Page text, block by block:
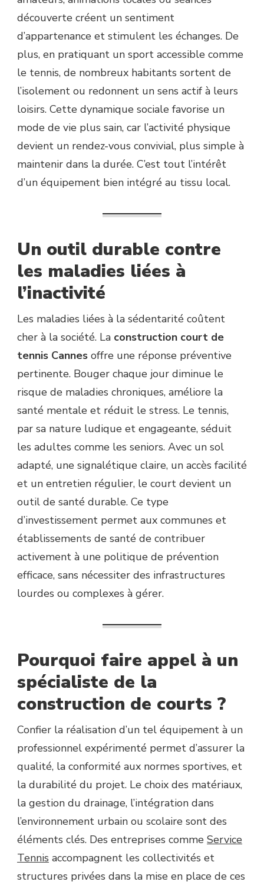
découverte créent un sentiment
d’appartenance et stimulent les échanges. De
plus, en pratiquant un sport accessible comme
le tennis, de nombreux habitants sortent de
l’isolement ou redonnent un sens actif à leurs
loisirs. Cette dynamique sociale favorise un
mode de vie plus sain, car l’activité physique
devient un rendez-vous convivial, plus simple à
maintenir dans la durée. C’est tout l’intérêt
d’un équipement bien intégré au tissu local.
Un outil durable contre
les maladies liées à
l’inactivité
Les maladies liées à la sédentarité coûtent
cher à la société. La construction court de
tennis Cannes offre une réponse préventive
pertinente. Bouger chaque jour diminue le
risque de maladies chroniques, améliore la
santé mentale et réduit le stress. Le tennis,
par sa nature ludique et engageante, séduit
les adultes comme les seniors. Avec un sol
adapté, une signalétique claire, un accès facilité
et un entretien régulier, le court devient un
outil de santé durable. Ce type
d’investissement permet aux communes et
établissements de santé de contribuer
activement à une politique de prévention
efficace, sans nécessiter des infrastructures
lourdes ou complexes à gérer.
Pourquoi faire appel à un
spécialiste de la
construction de courts ?
Confier la réalisation d’un tel équipement à un
professionnel expérimenté permet d’assurer la
qualité, la conformité aux normes sportives, et
la durabilité du projet. Le choix des matériaux,
la gestion du drainage, l’intégration dans
l’environnement urbain ou scolaire sont des
éléments clés. Des entreprises comme Service
Tennis accompagnent les collectivités et
structures privées dans la mise en place de ces